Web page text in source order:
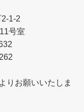
1-2
号室
りお願いいたしま